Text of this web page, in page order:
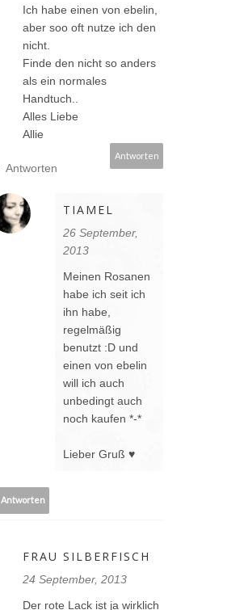
Ich habe einen von ebelin,
aber soo oft nutze ich den
nicht.
Finde den nicht so anders
als ein normales
Handtuch..
Alles Liebe
Allie
Antworten
Antworten
TIAMEL
26 September,
2013
Meinen Rosanen
habe ich seit ich
ihn habe,
regelmäßig
benutzt :D und
einen von ebelin
will ich auch
unbedingt auch
noch kaufen *-*
Lieber Gruß ♥
Antworten
FRAU SILBERFISCH
24 September, 2013
Der rote Lack ist ja wirklich